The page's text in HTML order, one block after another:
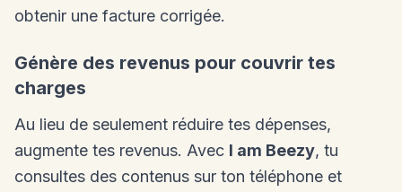
obtenir une facture corrigée.
Génère des revenus pour couvrir tes
charges
Au lieu de seulement réduire tes dépenses,
augmente tes revenus. Avec I am Beezy, tu
consultes des contenus sur ton téléphone et